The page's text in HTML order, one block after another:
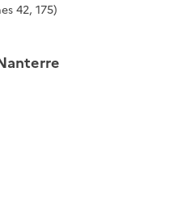
42, 175)